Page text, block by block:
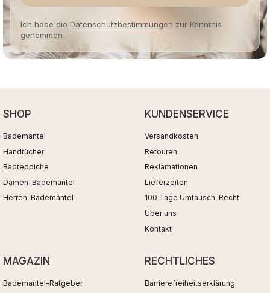
Ich habe die Datenschutzbestimmungen zur Kenntnis
genommen.
SHOP
Bademäntel
Handtücher
Badteppiche
Damen-Bademäntel
Herren-Bademäntel
KUNDENSERVICE
Versandkosten
Retouren
Reklamationen
Lieferzeiten
100 Tage Umtausch-Recht
Über uns
Kontakt
MAGAZIN
Bademantel-Ratgeber
RECHTLICHES
Barrierefreiheitserklärung